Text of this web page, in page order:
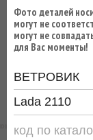
Фото деталей
могут не
могут не
для Вас моменты!
ВЕТРОВИК
Lada 2110
код по